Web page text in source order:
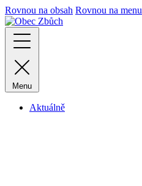
Rovnou na obsah Rovnou na menu
Menu
Aktuálně